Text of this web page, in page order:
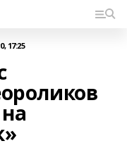
17:25